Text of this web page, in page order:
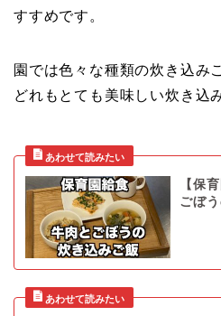
すすめです。
園では色々な種類の炊き込み
どれもとても美味しい炊き込
【保
ごぼ